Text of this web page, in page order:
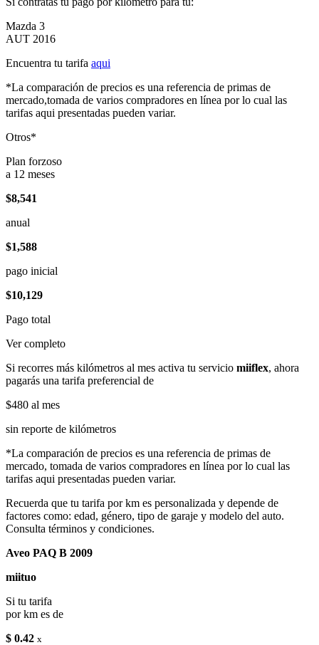
Mazda 3
AUT 2016
Encuentra tu tarifa aqui
*La comparación de precios es una referencia de primas de
mercado,tomada de varios compradores en línea por lo cual las
tarifas aqui presentadas pueden variar.
Otros*
Plan forzoso
a 12 meses
$8,541
anual
$1,588
pago inicial
$10,129
Pago total
Ver completo
Si recorres más kilómetros al mes activa tu servicio miiflex, ahora
pagarás una tarifa preferencial de
$480 al mes
sin reporte de kilómetros
*La comparación de precios es una referencia de primas de
mercado, tomada de varios compradores en línea por lo cual las
tarifas aqui presentadas pueden variar.
Recuerda que tu tarifa por km es personalizada y depende de
factores como: edad, género, tipo de garaje y modelo del auto.
Consulta términos y condiciones.
Aveo PAQ B 2009
miituo
Si tu tarifa
por km es de
$ 0.42 x